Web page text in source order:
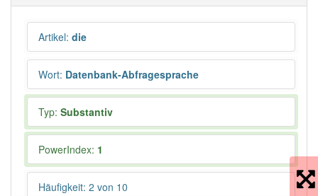
Artikel: die
Wort: Datenbank-Abfragesprache
Typ: Substantiv
PowerIndex: 1
Häufigkeit: 2 von 10